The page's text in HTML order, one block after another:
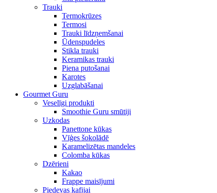
Trauki
Termokrūzes
Termosi
Trauki līdzņemšanai
Ūdenspudeles
Stikla trauki
Keramikas trauki
Piena putošanai
Karotes
Uzglabāšanai
Gourmet Guru
Veselīgi produkti
Smoothie Guru smūtiji
Uzkodas
Panettone kūkas
Vīģes šokolādē
Karamelizētas mandeles
Colomba kūkas
Dzērieni
Kakao
Frappe maisījumi
Piedevas kafijai